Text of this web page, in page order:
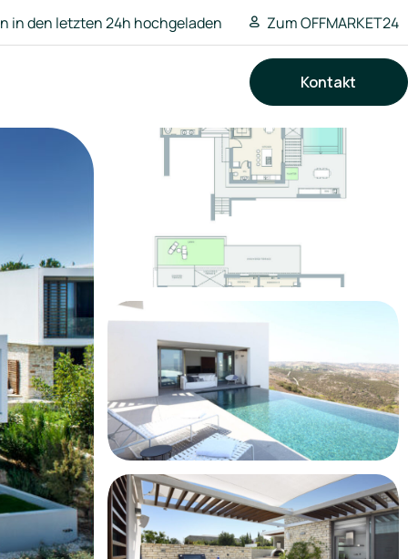
in den letzten 24h hochgeladen Zum OFFMARKET24
Kontakt